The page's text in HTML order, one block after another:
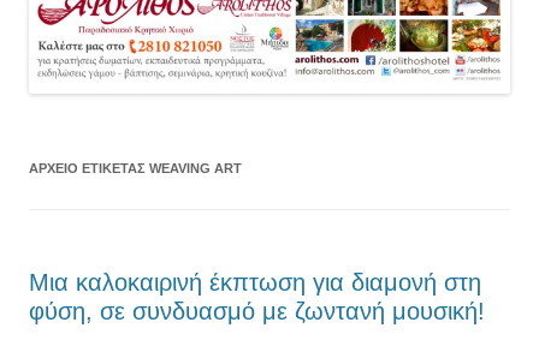
ΑΡΧΕΊΟ ΕΤΙΚΈΤΑΣ WEAVING ART
Μια καλοκαιρινή έκπτωση για διαμονή στη
φύση, σε συνδυασμό με ζωντανή μουσική!